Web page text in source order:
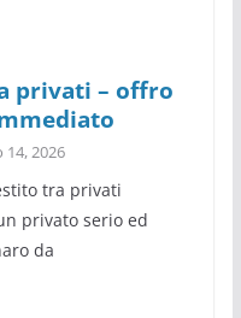
privati – offro
14, 2026
tra privati
privato serio ed
da